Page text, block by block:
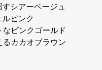
シアーベージュ
ピンク
ピンクゴールド
るカカオブラウン